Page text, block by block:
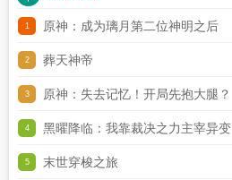
1 原神：成为璃月第二位神明之后
2 葬天神帝
3 原神：失去记忆！开局先抱大腿？
4 黑曜降临：我靠裁决之力主宰异变
5 末世穿梭之旅